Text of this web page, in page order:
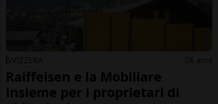
SVIZZERA 6 anni
Raiffeisen e la Mobiliare
insieme per i proprietari di